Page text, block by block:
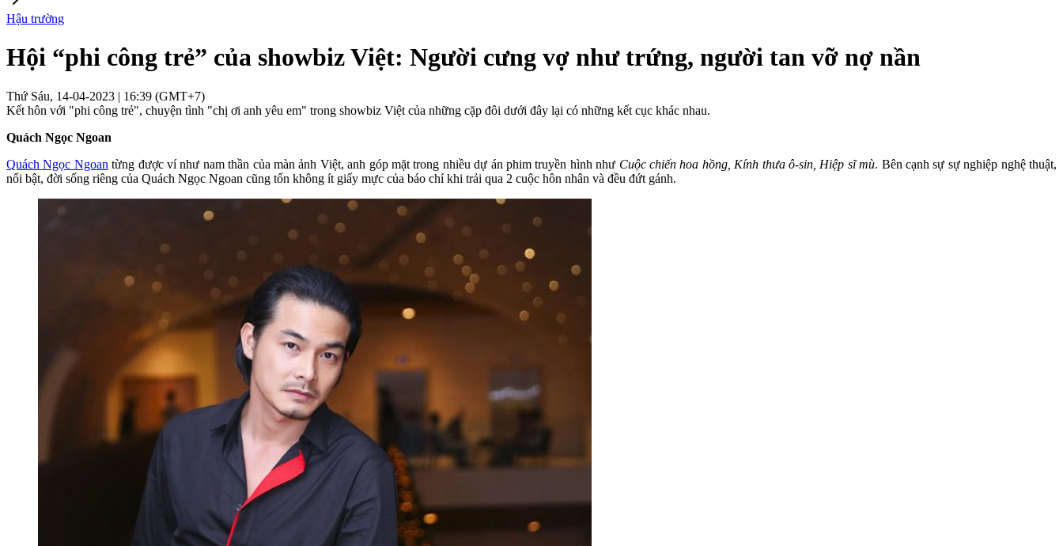
Hậu trường
Hội “phi công trẻ” của showbiz Việt: Người cưng vợ như trứng, người tan vỡ nợ nần
Thứ Sáu, 14-04-2023 | 16:39 (GMT+7)
Kết hôn với "phi công trẻ", chuyện tình "chị ơi anh yêu em" trong showbiz Việt của những cặp đôi dưới đây lại có những kết cục khác nhau.
Quách Ngọc Ngoan
Quách Ngọc Ngoan từng được ví như nam thần của màn ảnh Việt, anh góp mặt trong nhiều dự án phim truyền hình như Cuộc chiến hoa hồng, Kính thưa ô-sin, Hiệp sĩ mù. Bên cạnh sự sự nghiệp nghệ thuật,
nổi bật, đời sống riêng của Quách Ngọc Ngoan cũng tốn không ít giấy mực của báo chí khi trải qua 2 cuộc hôn nhân và đều đứt gánh.